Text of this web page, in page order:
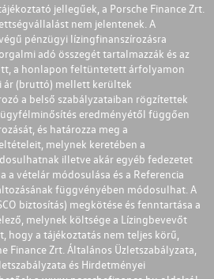
jellegűek, a Porsche Finance Zrt.
nem jelentenek. A
pénzügyi lízingfinanszírozásra
adó összegét tartalmazzák és az
a honlapon feltüntetett árfolyamon
ár (bruttó) mellett kerültek
a belső szabályzataiban rögzítettek
eredményétől függően
és határozza meg a
melynek keretében a
illetve akár egyéb fedezetet
a vételár módosulása és a Referencia
függvényében módosulhat. A
biztosítás) megkötése és fenntartása a
melynek költsége a Lízingbevevőt
hogy a tájékoztatás nem teljes körű,
Finance Zrt. Általános Üzletszabályzata,
és Hirdetményei